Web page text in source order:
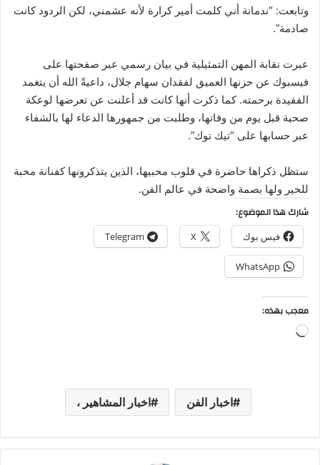
وتابعت: “ندمانة أني كلمت أمير كرارة لأنه عشمني، لكن الردود كانت
صادمة”.
عبرت نقابة المهن التمثيلية في بيان رسمي عبر صفحتها على
فيسبوك عن حزنها العميق لفقدان سهام جلال، داعيةً الله أن يتغمد
الفقيدة برحمته. كما ذكرت أنها كانت قد أعلنت عن تعرضها لوعكة
صحية قبل يوم من وفاتها، وطلبت من جمهورها الدعاء لها بالشفاء
عبر حسابها على “تيك توك”.
ستظل ذكراها حاضرة في قلوب محبيها، الذين يتذكرونها كفنانة محبة
للخير ولها بصمة واضحة في عالم الفن.
شارك هذا الموضوع:
فيس بوك X
Telegram
WhatsApp
معجب بهذه:
جاري
اخبار الفن اخبار المشاهير ،